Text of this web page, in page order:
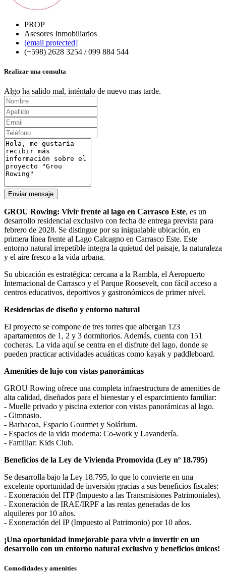
PROP
Asesores Inmobiliarios
[email protected]
(+598) 2628 3254 / 099 884 544
Realizar una consulta
Algo ha salido mal, inténtalo de nuevo mas tarde.
Enviar mensaje
GROU Rowing: Vivir frente al lago en Carrasco Este, es un
desarrollo residencial exclusivo con fecha de entrega prevista para
febrero de 2028. Se distingue por su inigualable ubicación, en
primera línea frente al Lago Calcagno en Carrasco Este. Este
entorno natural irrepetible integra la quietud del paisaje, la naturaleza
y el aire fresco a la vida urbana.
Su ubicación es estratégica: cercana a la Rambla, el Aeropuerto
Internacional de Carrasco y el Parque Roosevelt, con fácil acceso a
centros educativos, deportivos y gastronómicos de primer nivel.
Residencias de diseño y entorno natural
El proyecto se compone de tres torres que albergan 123
apartamentos de 1, 2 y 3 dormitorios. Además, cuenta con 151
cocheras. La vida aquí se centra en el disfrute del lago, donde se
pueden practicar actividades acuáticas como kayak y paddleboard.
Amenities de lujo con vistas panorámicas
GROU Rowing ofrece una completa infraestructura de amenities de
alta calidad, diseñados para el bienestar y el esparcimiento familiar:
- Muelle privado y piscina exterior con vistas panorámicas al lago.
- Gimnasio.
- Barbacoa, Espacio Gourmet y Solárium.
- Espacios de la vida moderna: Co-work y Lavandería.
- Familiar: Kids Club.
Beneficios de la Ley de Vivienda Promovida (Ley nº 18.795)
Se desarrolla bajo la Ley 18.795, lo que lo convierte en una
excelente oportunidad de inversión gracias a sus beneficios fiscales:
- Exoneración del ITP (Impuesto a las Transmisiones Patrimoniales).
- Exoneración de IRAE/IRPF a las rentas generadas de los
alquileres por 10 años.
- Exoneración del IP (Impuesto al Patrimonio) por 10 años.
¡Una oportunidad inmejorable para vivir o invertir en un
desarrollo con un entorno natural exclusivo y beneficios únicos!
Comodidades y amenities